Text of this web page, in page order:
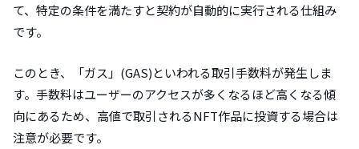
て、特定の条件を満たすと契約が自動的に実行される仕組み
です。
このとき、「ガス」(GAS)といわれる取引手数料が発生しま
す。手数料はユーザーのアクセスが多くなるほど高くなる傾
向にあるため、高値で取引されるNFT作品に投資する場合は
注意が必要です。